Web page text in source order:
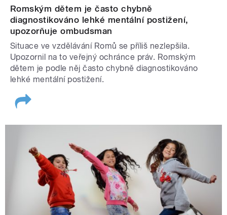
Romským dětem je často chybně
diagnostikováno lehké mentální postižení,
upozorňuje ombudsman
Situace ve vzdělávání Romů se příliš nezlepšila.
Upozornil na to veřejný ochránce práv. Romským
dětem je podle něj často chybně diagnostikováno
lehké mentální postižení.